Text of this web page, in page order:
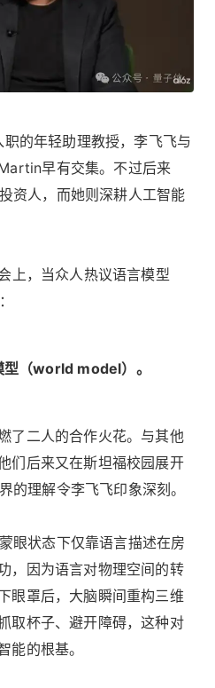
的年轻助理教授，李飞飞与
早有交集。不过后来
资人，而她则深耕人工智能
上，当众人热议语言模型
型（world model）。
了二人的合作火花。与其他
们后来又在斯坦福校园展开
理解令李飞飞印象深刻。
眼状态下仅靠语言描述在房
，因为语言对物理空间的转
眼罩后，大脑瞬间重构三维
取杯子、避开障碍，这种对
能的根基。